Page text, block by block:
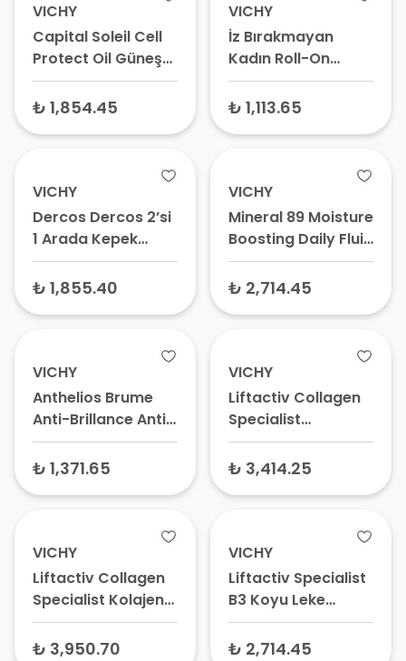
VICHY
Capital Soleil Cell
Protect Oil Güneş
Koruyucu Yağ
SPF50+ 200 ml
₺ 1,854.45
VICHY
İz Bırakmayan
Kadın Roll-On
Deodorant 50 ml
₺ 1,113.65
VICHY
Dercos Dercos 2’si
1 Arada Kepek
Karşıtı ve
Nemlendirici
₺ 1,855.40
VICHY
Mineral 89 Moisture
Boosting Daily Fluid
SPF 50+ Güneş
Koruyucu
₺ 2,714.45
VICHY
Anthelios Brume
Anti-Brillance Anti-
Glanz Effect
Parlama Karşıtı
₺ 1,371.65
VICHY
Liftactiv Collagen
Specialist
Yaşlanma Karşıtı
Gece Bakım Kremi
₺ 3,414.25
VICHY
Liftactiv Collagen
Specialist Kolajen
Yaşlanma Karşıtı
Bakım Kremi 50 ml
₺ 3,950.70
VICHY
Liftactiv Specialist
B3 Koyu Leke
Bakım Serumu 30
ml – Leke Giderici
₺ 2,714.45